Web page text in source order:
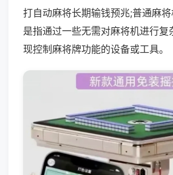
打自动麻将长期输钱预兆;普通麻
是指通过一些无需对麻将机进行复
现控制麻将牌功能的设备或工具。